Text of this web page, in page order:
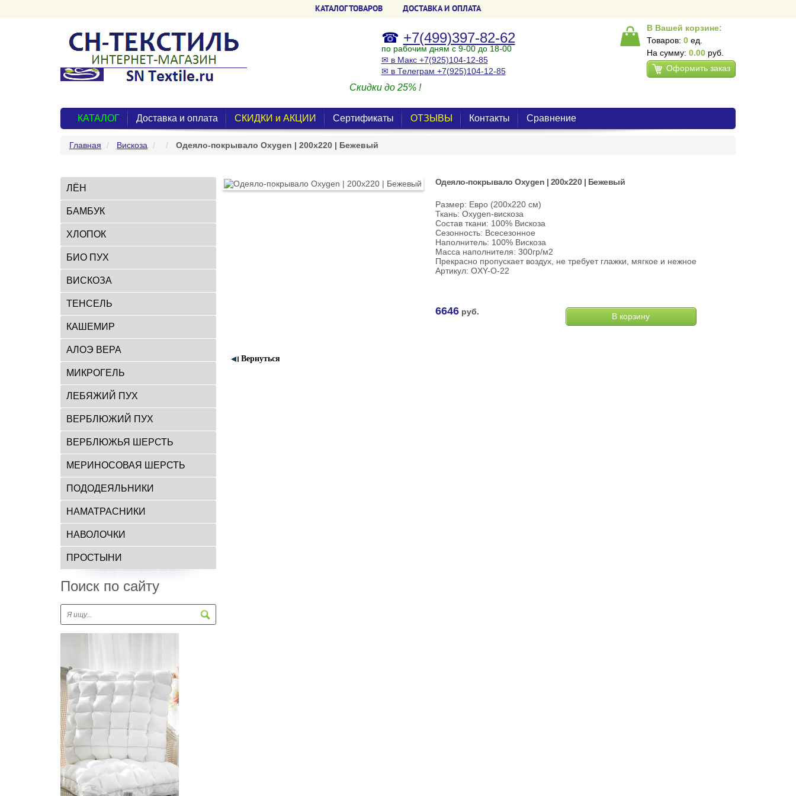
КАТАЛОГ ТОВАРОВ ДОСТАВКА И ОПЛАТА
☎ +7(499)397-82-62
по рабочим дням с 9-00 до 18-00
✉ в Макс +7(925)104-12-85
✉ в Телеграм +7(925)104-12-85
Скидки до 25% !
В Вашей корзине:
Товаров: 0 ед.
На сумму: 0.00 руб.
Оформить заказ
КАТАЛОГ Доставка и оплата СКИДКИ и АКЦИИ Сертификаты ОТЗЫВЫ Контакты Сравнение
Главная Вискоза Одеяло-покрывало Oxygen | 200х220 | Бежевый
ЛЁН
БАМБУК
ХЛОПОК
БИО ПУХ
ВИСКОЗА
ТЕНСЕЛЬ
КАШЕМИР
АЛОЭ ВЕРА
МИКРОГЕЛЬ
ЛЕБЯЖИЙ ПУХ
ВЕРБЛЮЖИЙ ПУХ
ВЕРБЛЮЖЬЯ ШЕРСТЬ
МЕРИНОСОВАЯ ШЕРСТЬ
ПОДОДЕЯЛЬНИКИ
НАМАТРАСНИКИ
НАВОЛОЧКИ
ПРОСТЫНИ
Поиск по сайту
Одеяло-покрывало Oxygen | 200х220 | Бежевый
Размер: Евро (200х220 см)
Ткань: Oxygen-вискоза
Состав ткани: 100% Вискоза
Сезонность: Всесезонное
Наполнитель: 100% Вискоза
Масса наполнителя: 300гр/м2
Прекрасно пропускает воздух, не требует глажки, мягкое и нежное
Артикул: OXY-О-22
6646руб.
Вернуться